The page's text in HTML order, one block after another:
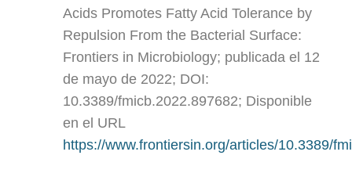
Acids Promotes Fatty Acid Tolerance by
Repulsion From the Bacterial Surface:
Frontiers in Microbiology; publicada el 12
de mayo de 2022; DOI:
10.3389/fmicb.2022.897682; Disponible
en el URL
https://www.frontiersin.org/articles/10.3389/